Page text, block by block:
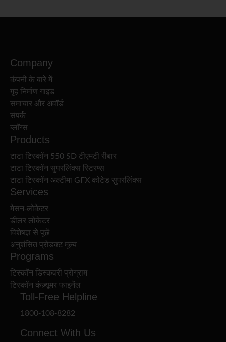
Company
कंपनी के बारे में
गृह निर्माण गाइड
समाचार और अवॉर्ड
संपर्क
ब्लॉग्स
Products
टाटा टिस्कॉन 550 SD टीएमटी रीबार
टाटा टिस्कॉन सुपरलिंक्स स्टिरप्स
टाटा टिस्कॉन अल्टीमा GFX कोटेड सुपरलिंक्स
Services
मेसन-लोकेटर
डीलर लोकेटर
विशेषज्ञ से पूछें
अनुशंसित प्रोडक्ट मूल्य
Programs
टिस्कॉन डिस्कवरी प्रोग्राम
टिस्कॉन कंज़्यूमर फाइनेंल
Toll-Free Helpline
1800-108-8282
Connect With Us